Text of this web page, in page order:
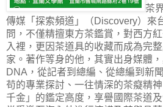
茶
傳媒「探索頻道」（Discovery）來
問，不僅精擅東方茶鑑賞，對西方
入裡，更因茶道具的收藏而成為完
家。著作等身的他，其實出身媒體
DNA ，從記者到總編、從總編到新
苟的專業探討、一往情深的茶癡精
千金」的鑑定高度，享譽國際茶道及